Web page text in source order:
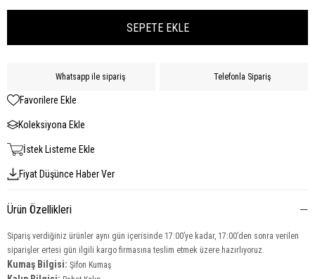
Whatsapp ile sipariş Telefonla Sipariş
Favorilere Ekle
Koleksiyona Ekle
İstek Listeme Ekle
Fiyat Düşünce Haber Ver
Ürün Özellikleri
Sipariş verdiğiniz ürünler aynı gün içerisinde 17:00’ye kadar, 17:00’den sonra verilen
siparişler ertesi gün ilgili kargo firmasına teslim etmek üzere hazırlıyoruz.
Kumaş Bilgisi: Şifon Kumaş